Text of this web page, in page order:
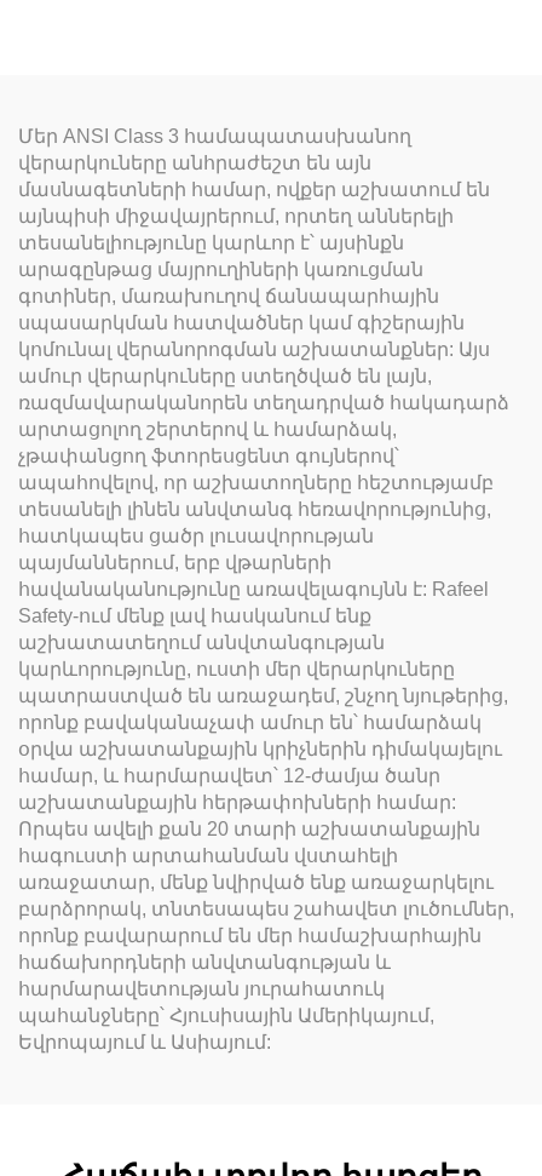
Մեր ANSI Class 3 համապատասխանող
վերարկուները անհրաժեշտ են այն
մասնագետների համար, ովքեր աշխատում են
այնպիսի միջավայրերում, որտեղ աններելի
տեսանելիությունը կարևոր է՝ այսինքն
արագընթաց մայրուղիների կառուցման
գոտիներ, մառախուղով ճանապարհային
սպասարկման հատվածներ կամ գիշերային
կոմունալ վերանորոգման աշխատանքներ: Այս
ամուր վերարկուները ստեղծված են լայն,
ռազմավարականորեն տեղադրված հակադարձ
արտացոլող շերտերով և համարձակ,
չթափանցող ֆտորեսցենտ գույներով՝
ապահովելով, որ աշխատողները հեշտությամբ
տեսանելի լինեն անվտանգ հեռավորությունից,
հատկապես ցածր լուսավորության
պայմաններում, երբ վթարների
հավանականությունը առավելագույնն է: Rafeel
Safety-ում մենք լավ հասկանում ենք
աշխատատեղում անվտանգության
կարևորությունը, ուստի մեր վերարկուները
պատրաստված են առաջադեմ, շնչող նյութերից,
որոնք բավականաչափ ամուր են՝ համարձակ
օրվա աշխատանքային կրիչներին դիմակայելու
համար, և հարմարավետ՝ 12-ժամյա ծանր
աշխատանքային հերթափոխների համար:
Որպես ավելի քան 20 տարի աշխատանքային
հագուստի արտահանման վստահելի
առաջատար, մենք նվիրված ենք առաջարկելու
բարձրորակ, տնտեսապես շահավետ լուծումներ,
որոնք բավարարում են մեր համաշխարհային
հաճախորդների անվտանգության և
հարմարավետության յուրահատուկ
պահանջները՝ Հյուսիսային Ամերիկայում,
Եվրոպայում և Ասիայում: